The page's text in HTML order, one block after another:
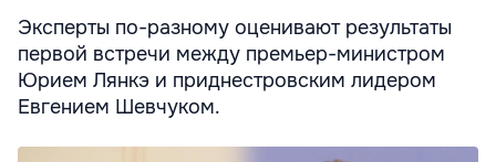
Эксперты по-разному оценивают результаты
первой встречи между премьер-министром
Юрием Лянкэ и приднестровским лидером
Евгением Шевчуком.